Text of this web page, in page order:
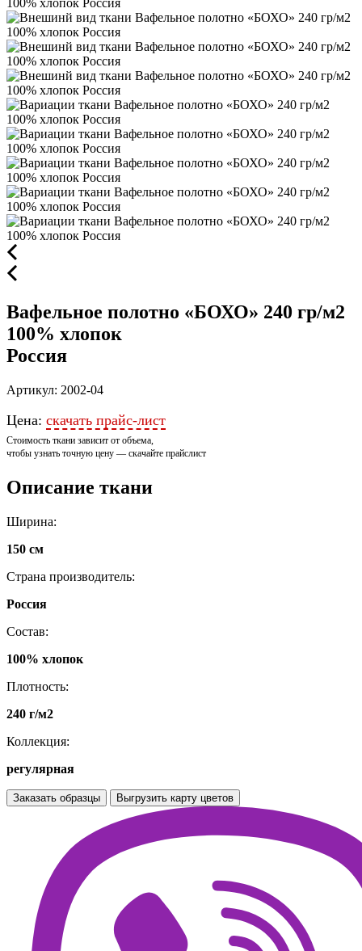
Вафельное полотно «БОХО» 240 гр/м2
100% хлопок
Россия
Артикул: 2002-04
Цена: скачать прайс-лист
Стоимость ткани зависит от объема,
чтобы узнать точную цену — скачайте прайслист
Описание ткани
Ширина:
150 см
Страна производитель:
Россия
Состав:
100% хлопок
Плотность:
240 г/м2
Коллекция:
регулярная
Заказать образцы Выгрузить карту цветов